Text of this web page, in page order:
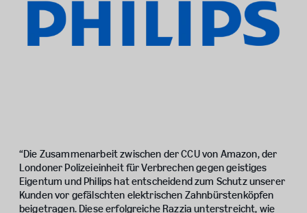
“Die Zusammenarbeit zwischen der CCU von Amazon, der
Londoner Polizeieinheit für Verbrechen gegen geistiges
Eigentum und Philips hat entscheidend zum Schutz unserer
Kunden vor gefälschten elektrischen Zahnbürstenköpfen
beigetragen. Diese erfolgreiche Razzia unterstreicht, wie